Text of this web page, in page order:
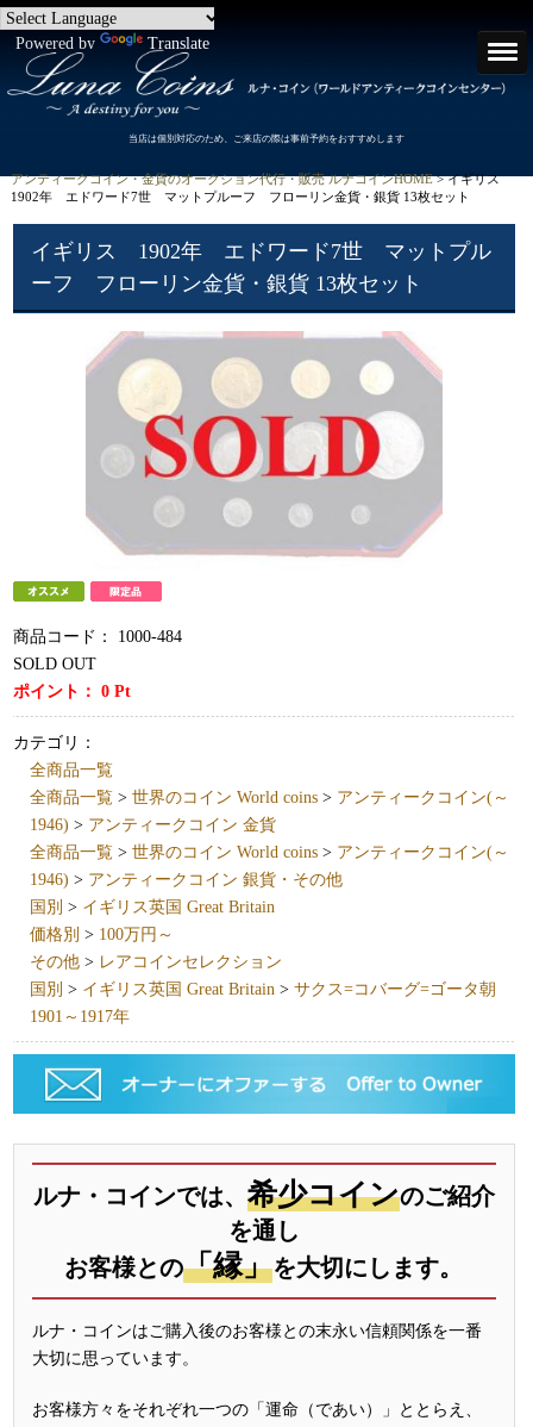
Powered by Translate
当店は個別対応のため、ご来店の際は事前予約をおすすめします
アンティークコイン・金貨のオークション代行・販売 ルナコインHOME> イギリス
1902年 エドワード7世 マットプルーフ フローリン金貨・銀貨 13枚セット
イギリス 1902年 エドワード7世 マットプル
ーフ フローリン金貨・銀貨 13枚セット
商品コード：
1000-484
SOLD OUT
ポイント：0 Pt
カテゴリ：
全商品一覧
全商品一覧 >世界のコイン World coins > アンティークコイン(～
1946) > アンティークコイン 金貨
全商品一覧 >世界のコイン World coins > アンティークコイン(～
1946) > アンティークコイン 銀貨・その他
国別 > イギリス英国 Great Britain
価格別 > 100万円～
その他 > レアコインセレクション
国別 > イギリス英国 Great Britain >サクス=コバーグ=ゴータ朝
1901～1917年
ルナ・コインでは、 希少コインのご紹介
を通し
お客様との「縁」を大切にします。
ルナ・コインはご購入後のお客様との末永い信頼関係を一番
大切に思っています。
お客様方々をそれぞれ一つの「運命（であい）」ととらえ、